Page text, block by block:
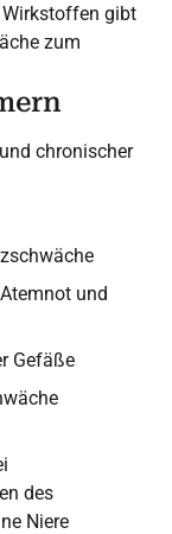
Wirkstoffen gibt
zum
chronischer
und
Gefäße
des
Niere